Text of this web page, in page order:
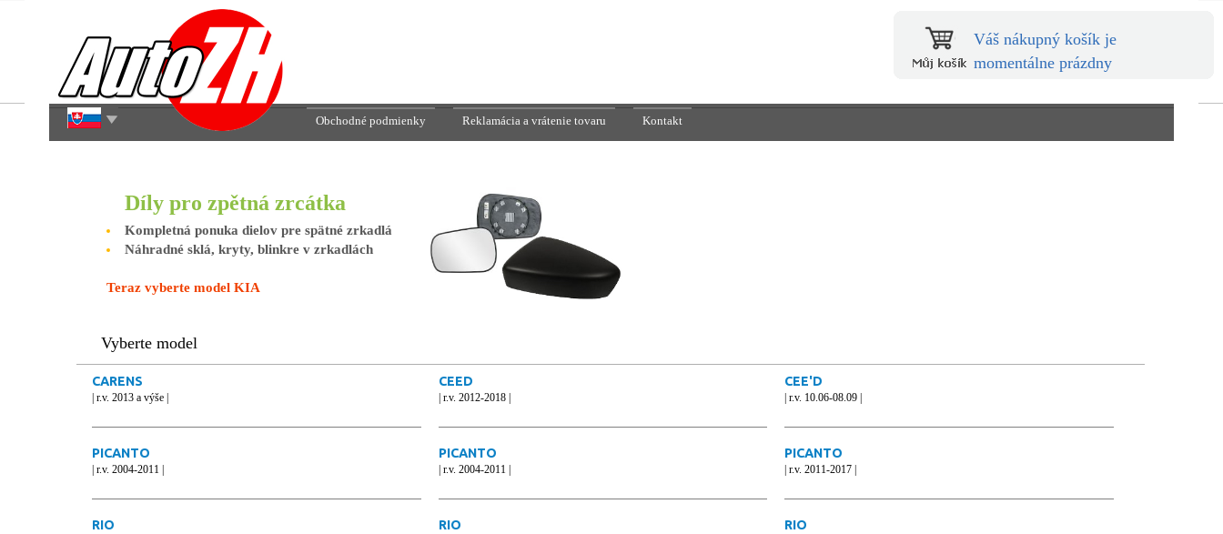
Váš nákupný košík je
momentálne prázdny
Obchodné podmienky Reklamácia a vrátenie tovaru Kontakt
Díly pro zpětná zrcátka
Kompletná ponuka dielov pre spätné zrkadlá
Náhradné sklá, kryty, blinkre v zrkadlách
Teraz vyberte model KIA
Vyberte model
CARENS
| r.v. 2013 a výše |
CEED
| r.v. 2012-2018 |
CEE'D
| r.v. 10.06-08.09 |
PICANTO
| r.v. 2004-2011 |
PICANTO
| r.v. 2004-2011 |
PICANTO
| r.v. 2011-2017 |
RIO RIO RIO